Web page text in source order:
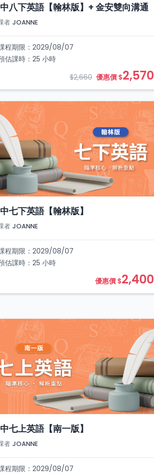
八下英語【翰林版】+ 金安雙向溝通
者 JOANNE
程期限： 2029/08/07
估課時： 25 小時
$2,660 優惠價 $2,570
七下英語【翰林版】
者 JOANNE
程期限： 2029/08/07
估課時： 25 小時
優惠價 $2,400
七上英語【南一版】
者 JOANNE
程期限： 2029/08/07